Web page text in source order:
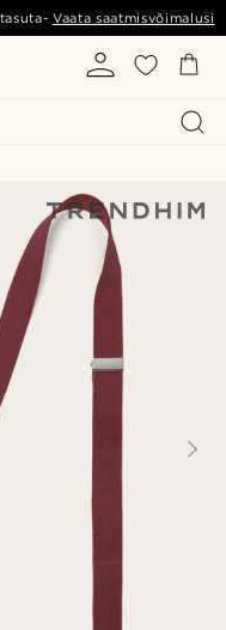
Vaata saatmisvõimalusi